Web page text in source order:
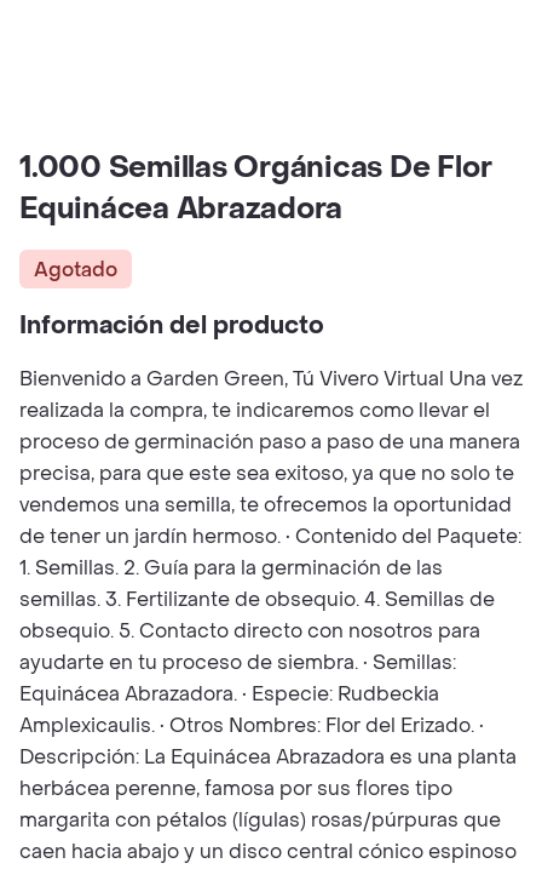
1.000 Semillas Orgánicas De Flor
Equinácea Abrazadora
Agotado
Información del producto
Bienvenido a Garden Green, Tú Vivero Virtual Una vez
realizada la compra, te indicaremos como llevar el
proceso de germinación paso a paso de una manera
precisa, para que este sea exitoso, ya que no solo te
vendemos una semilla, te ofrecemos la oportunidad
de tener un jardín hermoso. • Contenido del Paquete:
1. Semillas. 2. Guía para la germinación de las
semillas. 3. Fertilizante de obsequio. 4. Semillas de
obsequio. 5. Contacto directo con nosotros para
ayudarte en tu proceso de siembra. • Semillas:
Equinácea Abrazadora. • Especie: Rudbeckia
Amplexicaulis. • Otros Nombres: Flor del Erizado. •
Descripción: La Equinácea Abrazadora es una planta
herbácea perenne, famosa por sus flores tipo
margarita con pétalos (lígulas) rosas/púrpuras que
caen hacia abajo y un disco central cónico espinoso